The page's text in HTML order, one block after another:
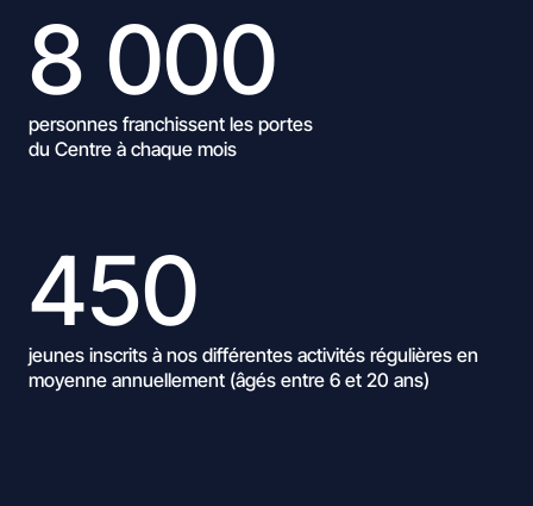
8 000
personnes franchissent les portes
du Centre à chaque mois
450
jeunes inscrits à nos différentes activités régulières en
moyenne annuellement (âgés entre 6 et 20 ans)